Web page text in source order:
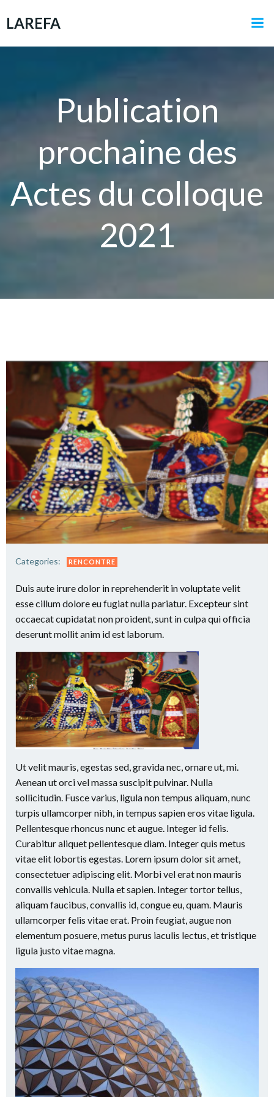
LAREFA
Publication
prochaine des
Actes du colloque
2021
Categories: RENCONTRE
Duis aute irure dolor in reprehenderit in voluptate velit
esse cillum dolore eu fugiat nulla pariatur. Excepteur sint
occaecat cupidatat non proident, sunt in culpa qui officia
deserunt mollit anim id est laborum.
Ut velit mauris, egestas sed, gravida nec, ornare ut, mi.
Aenean ut orci vel massa suscipit pulvinar. Nulla
sollicitudin. Fusce varius, ligula non tempus aliquam, nunc
turpis ullamcorper nibh, in tempus sapien eros vitae ligula.
Pellentesque rhoncus nunc et augue. Integer id felis.
Curabitur aliquet pellentesque diam. Integer quis metus
vitae elit lobortis egestas. Lorem ipsum dolor sit amet,
consectetuer adipiscing elit. Morbi vel erat non mauris
convallis vehicula. Nulla et sapien. Integer tortor tellus,
aliquam faucibus, convallis id, congue eu, quam. Mauris
ullamcorper felis vitae erat. Proin feugiat, augue non
elementum posuere, metus purus iaculis lectus, et tristique
ligula justo vitae magna.